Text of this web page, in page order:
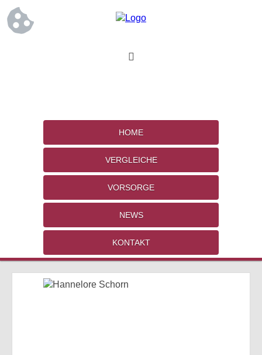
HOME
VERGLEICHE
VORSORGE
NEWS
KONTAKT